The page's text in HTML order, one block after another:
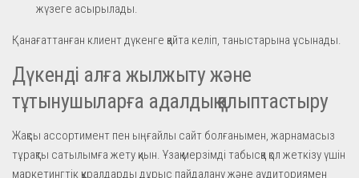
жүзеге асырылады.
Қанағаттанған клиент дүкенге қайта келіп, таныстарына ұсынады.
Дүкенді алға жылжыту және
тұтынушыларға адалдық қалыптастыру
Жақсы ассортимент пен ыңғайлы сайт болғанымен, жарнамасыз
тұрақты сатылымға жету қиын. Ұзақ мерзімді табысқа қол жеткізу үшін
маркетингтік құралдарды дұрыс пайдалану және аудиториямен